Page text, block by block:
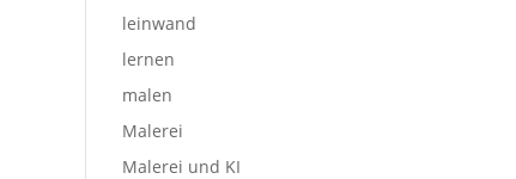
leinwand
lernen
malen
Malerei
Malerei und KI